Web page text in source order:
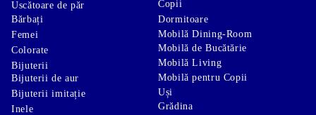
Uscătoare de păr
Copii
Bărbați
Femei
Colorate
Bijuterii
Bijuterii de aur
Bijuterii imitație
Inele
Dormitoare
Mobilă Dining-Room
Mobilă de Bucătărie
Mobilă Living
Mobilă pentru Copii
Uși
Grădina